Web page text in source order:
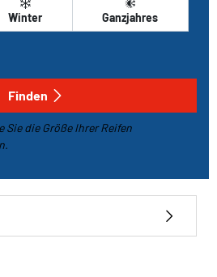
Winter Ganzjahres
Finden
Sie die Größe Ihrer Reifen